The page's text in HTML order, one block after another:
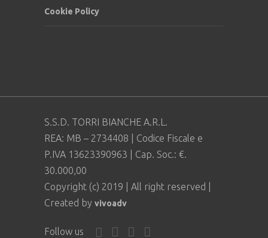
Cookie Policy
S.S.D. TORRI BIANCHE A.R.L.
REA: MB – 2734408 | Codice Fiscale e
P.IVA 13623390963 | Cap. Soc.: €.
30.000,00
Copyright (c) 2019 | All right reserved |
Created by vivoadv
Follow us